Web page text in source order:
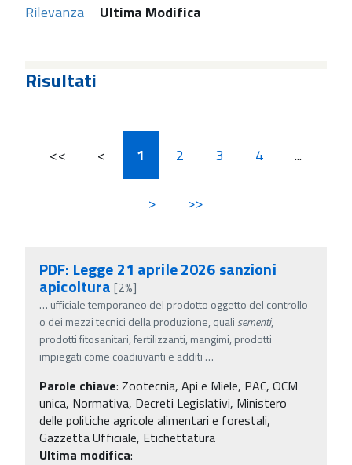
Rilevanza Ultima Modifica
Risultati
<< < 1 2 3 4 ...
> >>
PDF: Legge 21 aprile 2026 sanzioni
apicoltura [2%]
… ufficiale temporaneo del prodotto oggetto del controllo
o dei mezzi tecnici della produzione, quali sementi,
prodotti fitosanitari, fertilizzanti, mangimi, prodotti
impiegati come coadiuvanti e additi …
Parole chiave: Zootecnia, Api e Miele, PAC, OCM
unica, Normativa, Decreti Legislativi, Ministero
delle politiche agricole alimentari e forestali,
Gazzetta Ufficiale, Etichettatura
Ultima modifica: